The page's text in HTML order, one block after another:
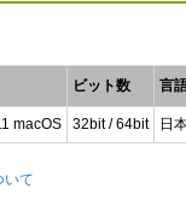
ビット数 言
macOS 32bit / 64bit 日
いて